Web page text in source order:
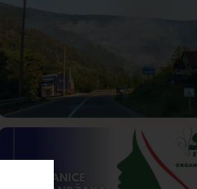
Požar od Magliča do Ušća, brda u
plamenu – vatrogasci na terenu